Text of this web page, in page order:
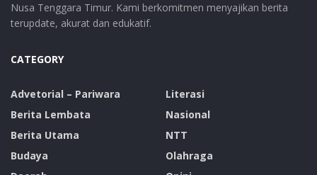
Nusa Tenggara Timur. Kami berkomitmen menyajikan berita
terupdate, akurat dan edukatif.
CATEGORY
Advetorial – Pariwara
Berita Lembata
Berita Utama
Budaya
Literasi
Nasional
NTT
Olahraga